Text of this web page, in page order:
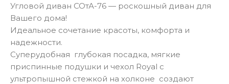
Угловой диван СОтА-76 — роскошный диван для
Вашего дома!
Идеальное сочетание красоты, комфорта и
надежности.
Суперудобная глубокая посадка, мягкие
приспинные подушки и чехол Royal с
ультропышной стежкой на холконе создают